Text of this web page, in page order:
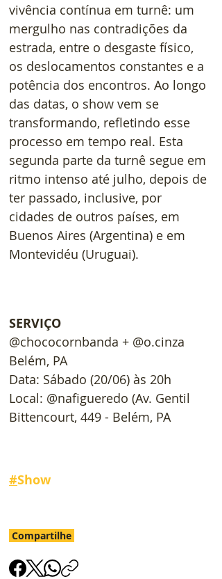
vivência contínua em turnê: um
mergulho nas contradições da
estrada, entre o desgaste físico,
os deslocamentos constantes e a
potência dos encontros. Ao longo
das datas, o show vem se
transformando, refletindo esse
processo em tempo real. Esta
segunda parte da turnê segue em
ritmo intenso até julho, depois de
ter passado, inclusive, por
cidades de outros países, em
Buenos Aires (Argentina) e em
Montevidéu (Uruguai).
SERVIÇO
@chococornbanda + @o.cinza
Belém, PA
Data: Sábado (20/06) às 20h
Local: @nafigueredo (Av. Gentil
Bittencourt, 449 - Belém, PA
#Show
Compartilhe